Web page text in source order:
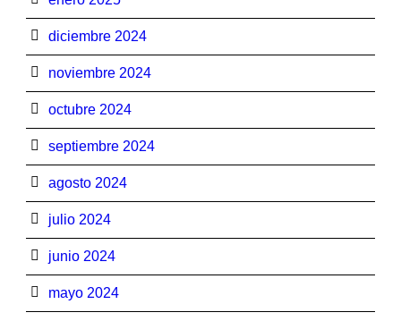
diciembre 2024
noviembre 2024
octubre 2024
septiembre 2024
agosto 2024
julio 2024
junio 2024
mayo 2024